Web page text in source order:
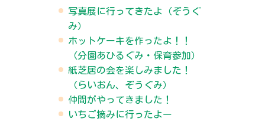
写真展に行ってきたよ（ぞうぐ
み）
ホットケーキを作ったよ！！
（分園あひるぐみ・保育参加）
紙芝居の会を楽しみました！
（らいおん、ぞうぐみ）
仲間がやってきました！
いちご摘みに行ったよー